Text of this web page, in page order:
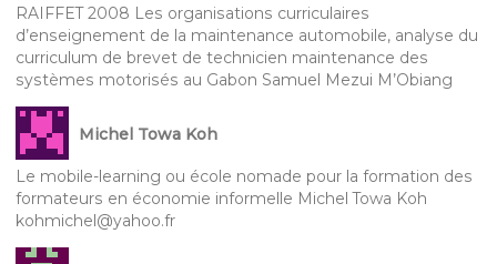
RAIFFET 2008 Les organisations curriculaires
d’enseignement de la maintenance automobile, analyse du
curriculum de brevet de technicien maintenance des
systèmes motorisés au Gabon Samuel Mezui M’Obiang
Michel Towa Koh
Le mobile-learning ou école nomade pour la formation des
formateurs en économie informelle Michel Towa Koh
kohmichel@yahoo.fr